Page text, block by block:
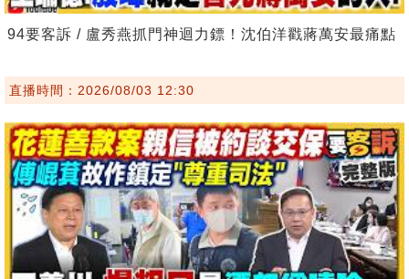
94要客訴 / 盧秀燕抓門神迴力鏢！沈伯洋戳蔣萬安最痛點
直播時間：2026/08/03 12:30